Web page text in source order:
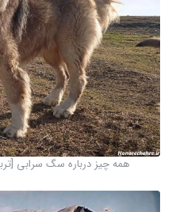
همه چیز درباره سگ سرابی